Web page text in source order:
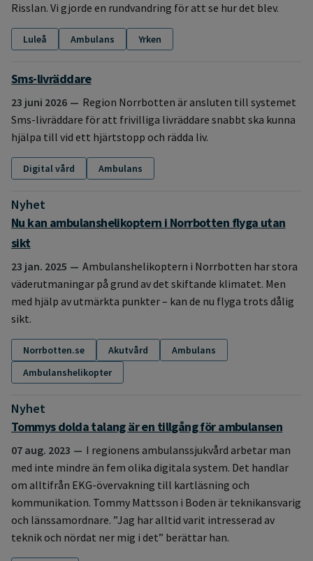
Risslan. Vi gjorde en rundvandring för att se hur det blev.
Luleå Ambulans Yrken
Sms-livräddare
23 juni 2026
Region Norrbotten är ansluten till systemet
Sms-livräddare för att frivilliga livräddare snabbt ska kunna
hjälpa till vid ett hjärtstopp och rädda liv.
Digital vård Ambulans
Nyhet
:
Nu kan ambulanshelikoptern i Norrbotten flyga utan
sikt
23 jan. 2025
Ambulanshelikoptern i Norrbotten har stora
väderutmaningar på grund av det skiftande klimatet. Men
med hjälp av utmärkta punkter – kan de nu flyga trots dålig
sikt.
Norrbotten.se Akutvård
Ambulans
Ambulanshelikopter
Nyhet
:
Tommys dolda talang är en tillgång för ambulansen
07 aug. 2023
I regionens ambulanssjukvård arbetar man
med inte mindre än fem olika digitala system. Det handlar
om alltifrån EKG-övervakning till kartläsning och
kommunikation. Tommy Mattsson i Boden är teknikansvarig
och länssamordnare. ”Jag har alltid varit intresserad av
teknik och nördat ner mig i det” berättar han.